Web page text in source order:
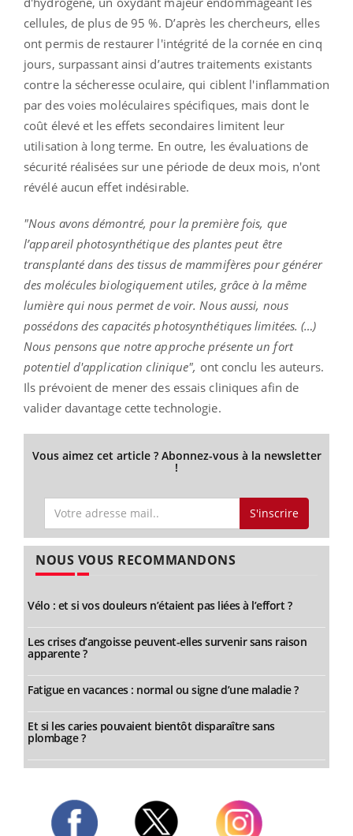
cellules, de plus de 95 %. D’après les chercheurs, elles
ont permis de restaurer l'intégrité de la cornée en cinq
jours, surpassant ainsi d’autres traitements existants
contre la sécheresse oculaire, qui ciblent l'inflammation
par des voies moléculaires spécifiques, mais dont le
coût élevé et les effets secondaires limitent leur
utilisation à long terme. En outre, les évaluations de
sécurité réalisées sur une période de deux mois, n'ont
révélé aucun effet indésirable.
"Nous avons démontré, pour la première fois, que
l’appareil photosynthétique des plantes peut être
transplanté dans des tissus de mammifères pour générer
des molécules biologiquement utiles, grâce à la même
lumière qui nous permet de voir. Nous aussi, nous
possédons des capacités photosynthétiques limitées. (…)
Nous pensons que notre approche présente un fort
potentiel d'application clinique", ont conclu les auteurs.
Ils prévoient de mener des essais cliniques afin de
valider davantage cette technologie.
Vous aimez cet article ? Abonnez-vous à la newsletter
!
S'inscrire
NOUS VOUS RECOMMANDONS
Vélo : et si vos douleurs n’étaient pas liées à l’effort ?
Les crises d’angoisse peuvent-elles survenir sans raison
apparente ?
Fatigue en vacances : normal ou signe d’une maladie ?
Et si les caries pouvaient bientôt disparaître sans
plombage ?